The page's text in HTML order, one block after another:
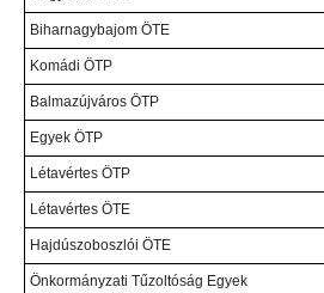
Biharnagybajom ÖTE
Komádi ÖTP
Balmazújváros ÖTP
Egyek ÖTP
Létavértes ÖTP
Létavértes ÖTE
Hajdúszoboszlói ÖTE
Önkormányzati Tűzoltóság Egyek